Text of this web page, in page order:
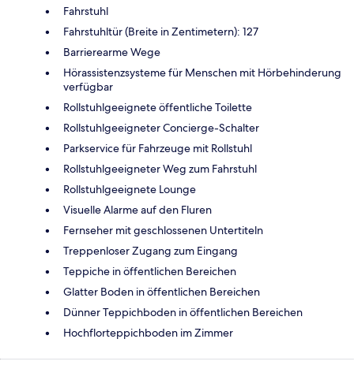
Fahrstuhl
Fahrstuhltür (Breite in Zentimetern): 127
Barrierearme Wege
Hörassistenzsysteme für Menschen mit Hörbehinderung
verfügbar
Rollstuhlgeeignete öffentliche Toilette
Rollstuhlgeeigneter Concierge-Schalter
Parkservice für Fahrzeuge mit Rollstuhl
Rollstuhlgeeigneter Weg zum Fahrstuhl
Rollstuhlgeeignete Lounge
Visuelle Alarme auf den Fluren
Fernseher mit geschlossenen Untertiteln
Treppenloser Zugang zum Eingang
Teppiche in öffentlichen Bereichen
Glatter Boden in öffentlichen Bereichen
Dünner Teppichboden in öffentlichen Bereichen
Hochflorteppichboden im Zimmer